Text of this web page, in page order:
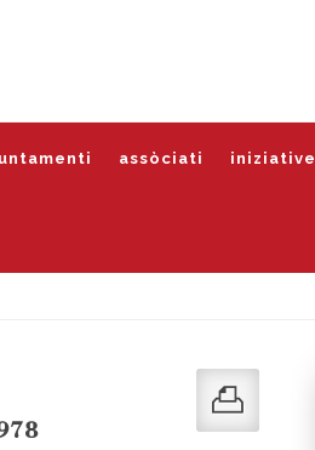
assòciati iniziative